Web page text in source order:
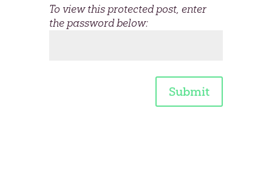
To view this protected post, enter
the password below:
Submit